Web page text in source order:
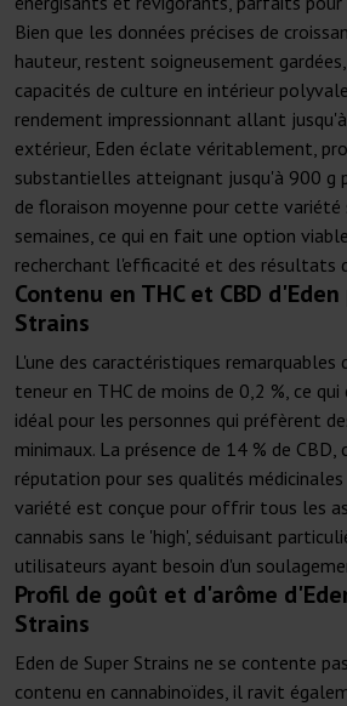
Bien que les données précises de
hauteur, restent soigneusement
capacités de culture en intérieur
rendement impressionnant allant
extérieur, Eden éclate véritablement,
substantielles atteignant jusqu'à 900 g
de floraison moyenne pour cette variété
semaines, ce qui en fait une option
recherchant l'efficacité et des résultats
Contenu en THC et CBD
Strains
L'une des caractéristiques remarquables
teneur en THC de moins de 0,2 %, ce
idéal pour les personnes qui préfèrent
minimaux. La présence de 14 % de
réputation pour ses qualités
variété est conçue pour offrir tous les
cannabis sans le 'high', séduisant
utilisateurs ayant besoin d'un
Profil de goût et d'arôme
Strains
Eden de Super Strains ne se contente
contenu en cannabinoïdes, il ravit